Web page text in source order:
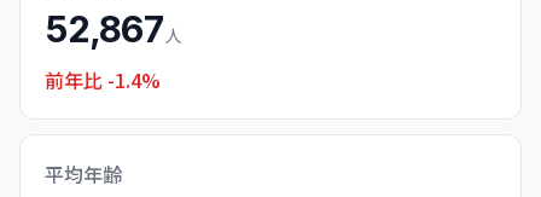
52,867人
前年比 -1.4%
平均年齢